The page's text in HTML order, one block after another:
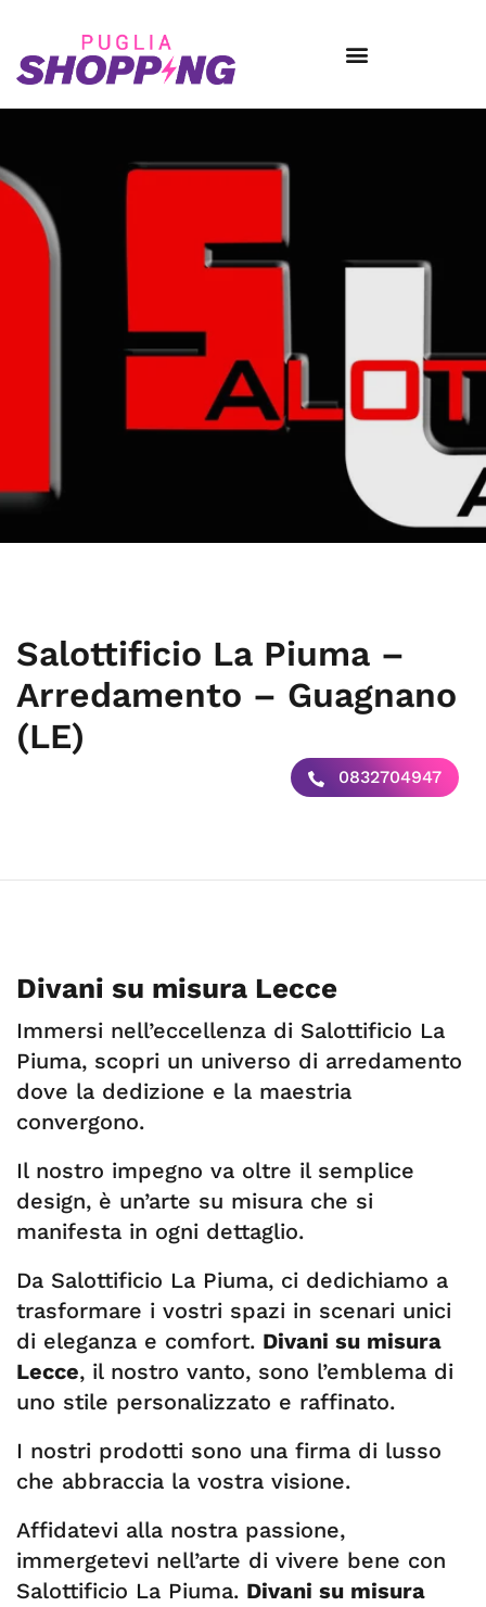
Salottificio La Piuma –
Arredamento – Guagnano
(LE)
0832704947
Divani su misura Lecce
Immersi nell’eccellenza di Salottificio La
Piuma, scopri un universo di arredamento
dove la dedizione e la maestria
convergono.
Il nostro impegno va oltre il semplice
design, è un’arte su misura che si
manifesta in ogni dettaglio.
Da Salottificio La Piuma, ci dedichiamo a
trasformare i vostri spazi in scenari unici
di eleganza e comfort. Divani su misura
Lecce, il nostro vanto, sono l’emblema di
uno stile personalizzato e raffinato.
I nostri prodotti sono una firma di lusso
che abbraccia la vostra visione.
Affidatevi alla nostra passione,
immergetevi nell’arte di vivere bene con
Salottificio La Piuma. Divani su misura